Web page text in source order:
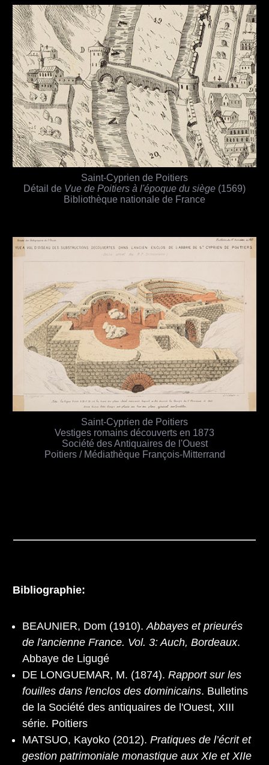
Saint-Cyprien de Poitiers
Détail de Vue de Poitiers à l'époque du siège (1569)
Bibliothèque nationale de France
Saint-Cyprien de Poitiers
Vestiges romains découverts en 1873
Société des Antiquaires de l'Ouest
Poitiers / Médiathèque François-Mitterrand
Bibliographie:
BEAUNIER, Dom (1910). Abbayes et prieurés
de l'ancienne France. Vol. 3: Auch, Bordeaux.
Abbaye de Ligugé
DE LONGUEMAR, M. (1874). Rapport sur les
fouilles dans l'enclos des dominicains. Bulletins
de la Société des antiquaires de l'Ouest, XIII
série. Poitiers
MATSUO, Kayoko (2012). Pratiques de l’écrit et
gestion patrimoniale monastique aux XIe et XIIe